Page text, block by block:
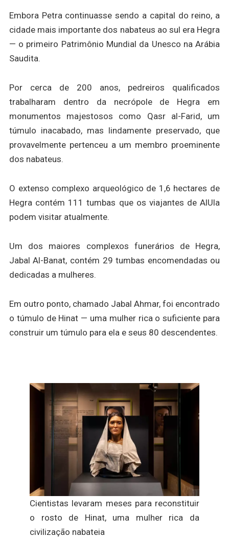
Embora Petra continuasse sendo a capital do reino, a
cidade mais importante dos nabateus ao sul era Hegra
— o primeiro Patrimônio Mundial da Unesco na Arábia
Saudita.
Por cerca de 200 anos, pedreiros qualificados
trabalharam dentro da necrópole de Hegra em
monumentos majestosos como Qasr al-Farid, um
túmulo inacabado, mas lindamente preservado, que
provavelmente pertenceu a um membro proeminente
dos nabateus.
O extenso complexo arqueológico de 1,6 hectares de
Hegra contém 111 tumbas que os viajantes de AlUla
podem visitar atualmente.
Um dos maiores complexos funerários de Hegra,
Jabal Al-Banat, contém 29 tumbas encomendadas ou
dedicadas a mulheres.
Em outro ponto, chamado Jabal Ahmar, foi encontrado
o túmulo de Hinat — uma mulher rica o suficiente para
construir um túmulo para ela e seus 80 descendentes.
Cientistas levaram meses para reconstituir
o rosto de Hinat, uma mulher rica da
civilização nabateia